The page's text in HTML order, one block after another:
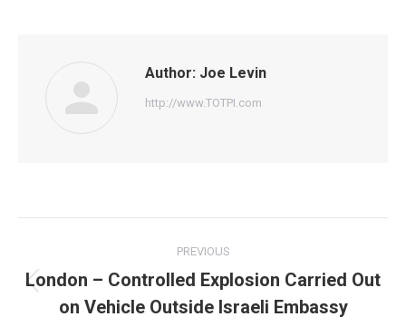
Author: Joe Levin
http://www.TOTPI.com
navigation
PREVIOUS
Previous
post:
London – Controlled Explosion Carried Out
on Vehicle Outside Israeli Embassy